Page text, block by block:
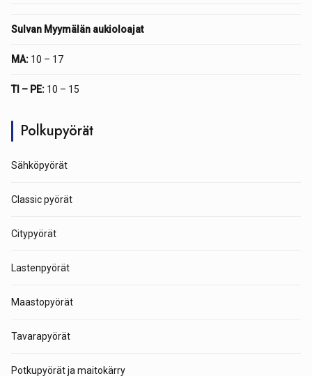
Sulvan Myymälän aukioloajat
MA: 10 – 17
TI – PE: 10 – 15
Polkupyörät
Sähköpyörät
Classic pyörät
Citypyörät
Lastenpyörät
Maastopyörät
Tavarapyörät
Potkupyörät ja maitokärry